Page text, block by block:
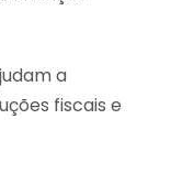
a
fiscais e